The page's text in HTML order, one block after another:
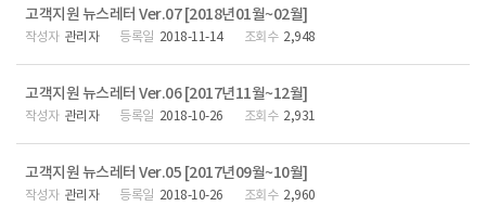
고객지원 뉴스레터 Ver.07 [2018년01월~02월]
관리자 2018-11-14 2,948
고객지원 뉴스레터 Ver.06 [2017년11월~12월]
관리자 2018-10-26 2,931
고객지원 뉴스레터 Ver.05 [2017년09월~10월]
관리자 2018-10-26 2,960